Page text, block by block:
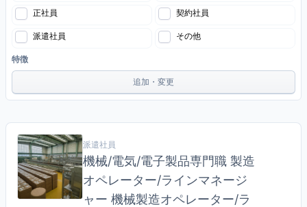
正社員 契約社員
派遣社員 その他
特徴
追加・変更
派遣社員
機械/電気/電子製品専門職 製造
オペレーター/ラインマネージ
ャー 機械製造オペレーター/ラ